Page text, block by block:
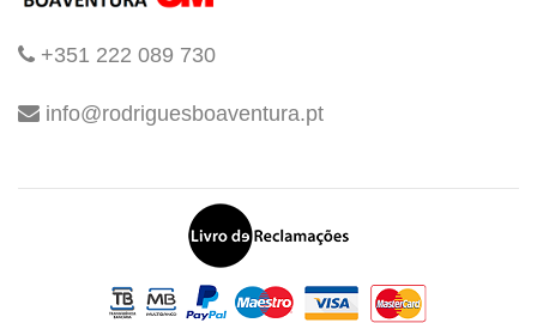
+351 222 089 730
info@rodriguesboaventura.pt